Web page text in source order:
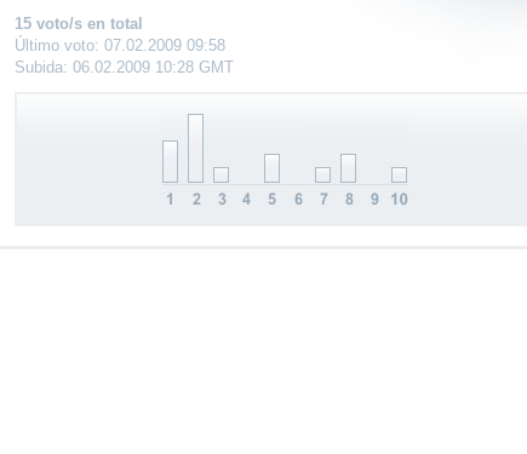
15 voto/s en total
Último voto: 07.02.2009 09:58
Subida: 06.02.2009 10:28 GMT